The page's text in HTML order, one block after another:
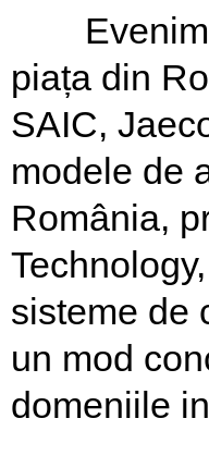
piața din
SAIC,
modele de
România,
sisteme de
un mod
domeniile